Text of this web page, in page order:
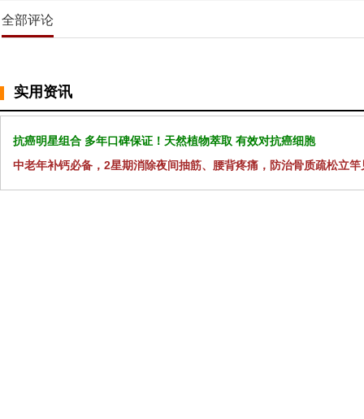
全部评论
实用资讯
抗癌明星组合 多年口碑保证！天然植物萃取 有效对抗癌细胞
中老年补钙必备，2星期消除夜间抽筋、腰背疼痛，防治骨质疏松立竿